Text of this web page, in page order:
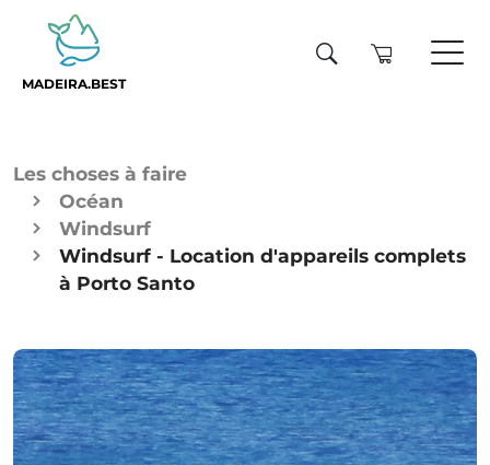
MADEIRA.BEST
Les choses à faire
Océan
Windsurf
Windsurf - Location d'appareils complets
à Porto Santo